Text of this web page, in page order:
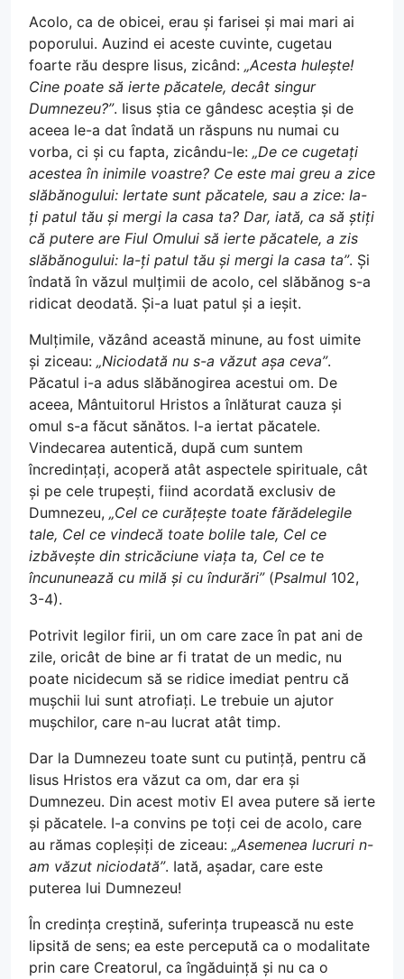
Acolo, ca de obicei, erau și farisei și mai mari ai
poporului. Auzind ei aceste cuvinte, cugetau
foarte rău despre Iisus, zicând: „Acesta hulește!
Cine poate să ierte păcatele, decât singur
Dumnezeu?”. Iisus știa ce gândesc aceștia și de
aceea le-a dat îndată un răspuns nu numai cu
vorba, ci și cu fapta, zicându-le: „De ce cugetați
acestea în inimile voastre? Ce este mai greu a zice
slăbănogului: Iertate sunt păcatele, sau a zice: Ia-
ți patul tău și mergi la casa ta? Dar, iată, ca să știți
că putere are Fiul Omului să ierte păcatele, a zis
slăbănogului: Ia-ți patul tău și mergi la casa ta”. Și
îndată în văzul mulțimii de acolo, cel slăbănog s-a
ridicat deodată. Și-a luat patul și a ieșit.
Mulțimile, văzând această minune, au fost uimite
și ziceau: „Niciodată nu s-a văzut așa ceva”.
Păcatul i-a adus slăbănogirea acestui om. De
aceea, Mântuitorul Hristos a înlăturat cauza și
omul s-a făcut sănătos. I-a iertat păcatele.
Vindecarea autentică, după cum suntem
încredințați, acoperă atât aspectele spirituale, cât
și pe cele trupești, fiind acordată exclusiv de
Dumnezeu, „Cel ce curățește toate fărădelegile
tale, Cel ce vindecă toate bolile tale, Cel ce
izbăvește din stricăciune viața ta, Cel ce te
încununează cu milă și cu îndurări”(Psalmul 102,
3-4).
Potrivit legilor firii, un om care zace în pat ani de
zile, oricât de bine ar fi tratat de un medic, nu
poate nicidecum să se ridice imediat pentru că
mușchii lui sunt atrofiați. Le trebuie un ajutor
mușchilor, care n-au lucrat atât timp.
Dar la Dumnezeu toate sunt cu putință, pentru că
Iisus Hristos era văzut ca om, dar era și
Dumnezeu. Din acest motiv El avea putere să ierte
și păcatele. I-a convins pe toți cei de acolo, care
au rămas copleșiți de ziceau: „Asemenea lucruri n-
am văzut niciodată”. Iată, așadar, care este
puterea lui Dumnezeu!
În credința creștină, suferința trupească nu este
lipsită de sens; ea este percepută ca o modalitate
prin care Creatorul, ca îngăduință și nu ca o